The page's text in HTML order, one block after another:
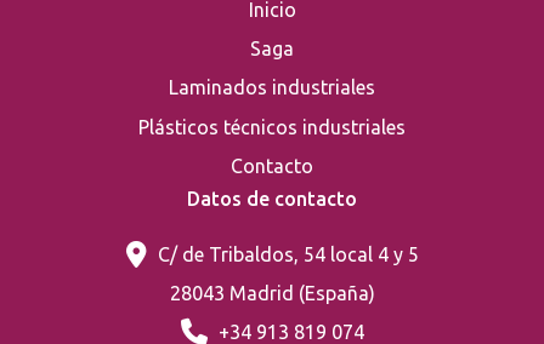
Inicio
Saga
Laminados industriales
Plásticos técnicos industriales
Contacto
Datos de contacto
C/ de Tribaldos, 54 local 4 y 5
28043 Madrid (España)
+34 913 819 074